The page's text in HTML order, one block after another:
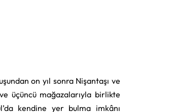
on yıl sonra Nişantaşı ve
üçüncü mağazalarıyla birlikte
kendine yer bulma imkânı